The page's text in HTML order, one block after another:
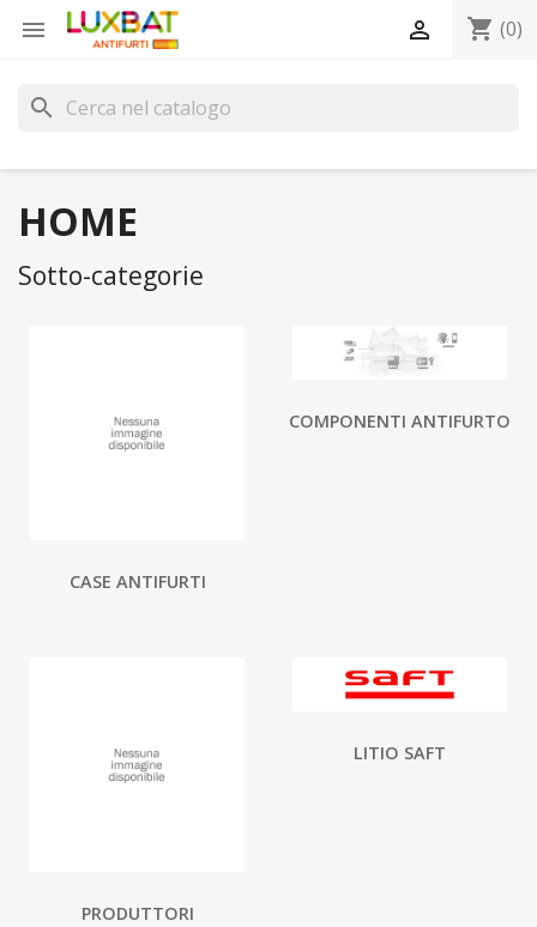
 shopping_cart (0)

search
HOME
Sotto-categorie
CASE ANTIFURTI
COMPONENTI ANTIFURTO
PRODUTTORI
LITIO SAFT